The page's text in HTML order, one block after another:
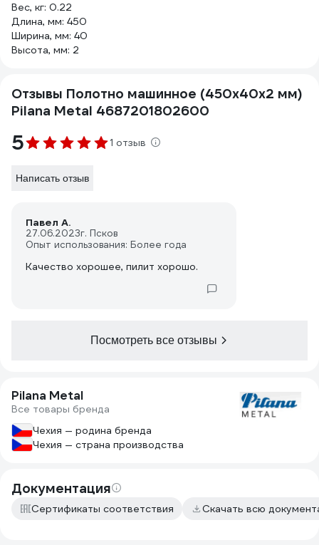
Вес, кг: 0.22
Длина, мм: 450
Ширина, мм: 40
Высота, мм: 2
Отзывы Полотно машинное (450x40x2 мм)
Pilana Metal 4687201802600
5 1 отзыв
Написать отзыв
Павел А.
27.06.2023г. Псков
Опыт использования: Более года
Качество хорошее, пилит хорошо.
Посмотреть все отзывы
Pilana Metal
Все товары бренда
Чехия — родина бренда
Чехия — страна производства
Документация
Сертификаты соответствия Скачать всю